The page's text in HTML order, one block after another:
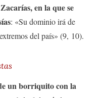
en la que se
: «Su dominio irá de
del país» (9, 10).
un borriquito con la